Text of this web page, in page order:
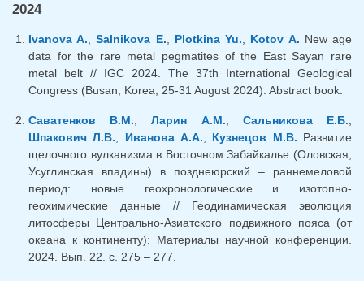
2024
Ivanova A.,Salnikova E., Plotkina Yu., Kotov A. New age
data for the rare metal pegmatites of the East Sayan rare
metal belt // IGC 2024. The 37th International Geological
Congress (Busan, Korea, 25-31 August 2024). Abstract book.
Саватенков В.М.,Ларин А.М., Сальникова Е.Б.,
Шпакович Л.В., Иванова А.А., Кузнецов М.В. Развитие
щелочного вулканизма в Восточном Забайкалье (Оловская,
Усуглинская впадины) в позднеюрский – раннемеловой
период: новые геохронологические и изотопно-
геохимические данные // Геодинамическая эволюция
литосферы Центрально-Азиатского подвижного пояса (от
океана к континенту): Материалы научной конференции.
2024. Вып. 22. с. 275 – 277.